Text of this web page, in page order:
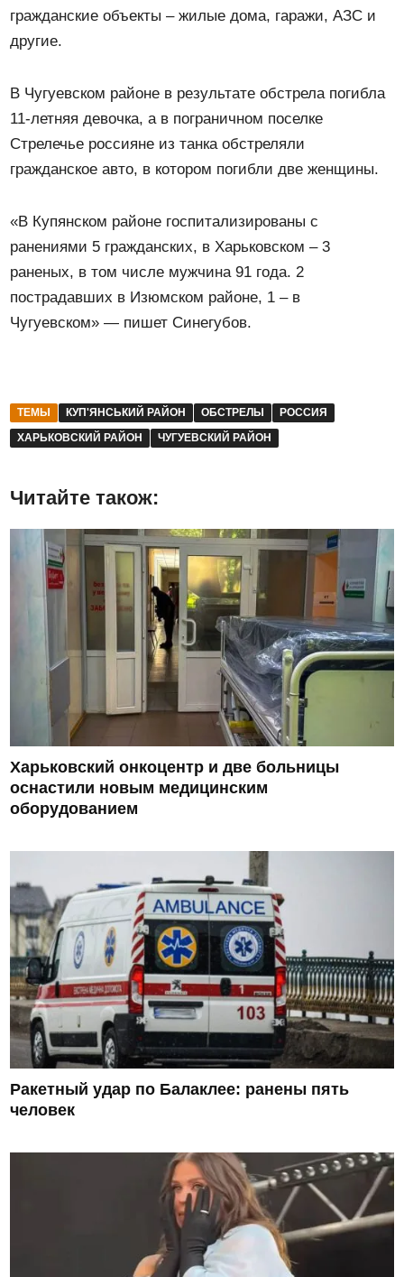
гражданские объекты – жилые дома, гаражи, АЗС и
другие.
В Чугуевском районе в результате обстрела погибла
11-летняя девочка, а в пограничном поселке
Стрелечье россияне из танка обстреляли
гражданское авто, в котором погибли две женщины.
«В Купянском районе госпитализированы с
ранениями 5 гражданских, в Харьковском – 3
раненых, в том числе мужчина 91 года. 2
пострадавших в Изюмском районе, 1 – в
Чугуевском» — пишет Синегубов.
ТЕМЫ КУП'ЯНСЬКИЙ РАЙОН ОБСТРЕЛЫ
РОССИЯ
ХАРЬКОВСКИЙ РАЙОН
ЧУГУЕВСКИЙ РАЙОН
Читайте також:
Харьковский онкоцентр и две больницы
оснастили новым медицинским
оборудованием
Ракетный удар по Балаклее: ранены пять
человек